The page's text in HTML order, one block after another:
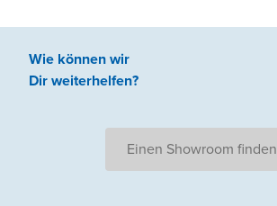
Wie können wir
Dir weiterhelfen?
Einen Showroom finden